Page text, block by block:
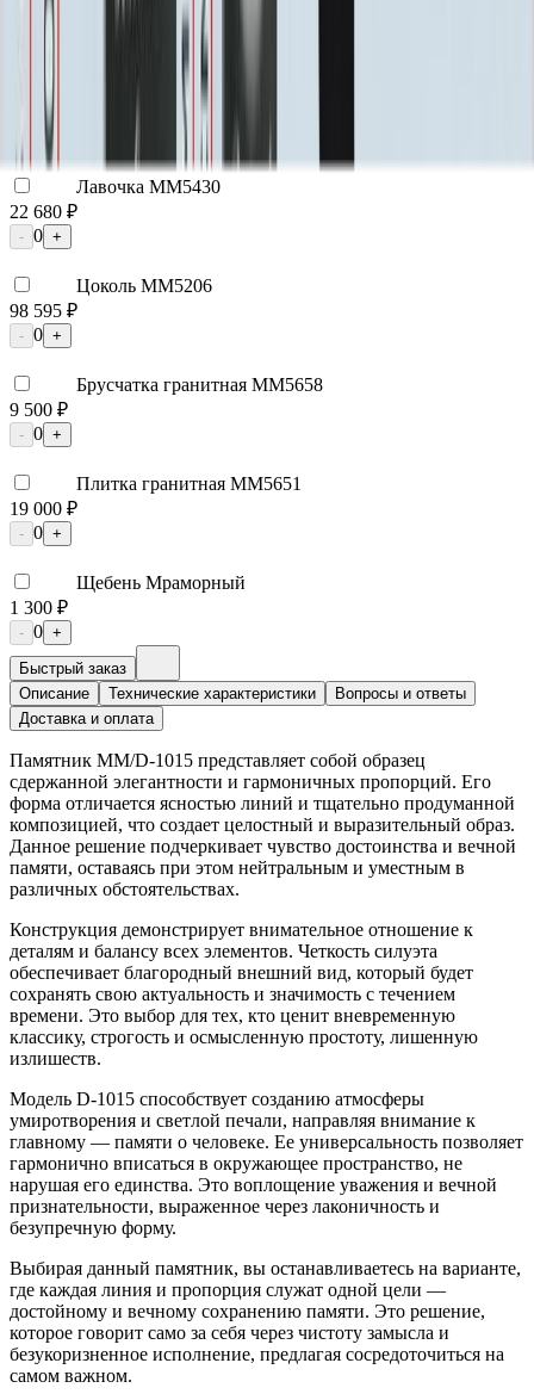
25 200 ₽
Надгробная плита ММ5105
29 925 ₽
+
Лавочка ММ5430
22 680 ₽
- 0 +
Цоколь ММ5206
98 595 ₽
- 0 +
Брусчатка гранитная ММ5658
9 500 ₽
- 0 +
Плитка гранитная ММ5651
19 000 ₽
- 0 +
Щебень Мраморный
1 300 ₽
- 0 +
Быстрый заказ
Описание
Технические характеристики
Вопросы и ответы
Доставка и оплата
Памятник ММ/D-1015 представляет собой образец
сдержанной элегантности и гармоничных пропорций. Его
форма отличается ясностью линий и тщательно продуманной
композицией, что создает целостный и выразительный образ.
Данное решение подчеркивает чувство достоинства и вечной
памяти, оставаясь при этом нейтральным и уместным в
различных обстоятельствах.
Конструкция демонстрирует внимательное отношение к
деталям и балансу всех элементов. Четкость силуэта
обеспечивает благородный внешний вид, который будет
сохранять свою актуальность и значимость с течением
времени. Это выбор для тех, кто ценит вневременную
классику, строгость и осмысленную простоту, лишенную
излишеств.
Модель D-1015 способствует созданию атмосферы
умиротворения и светлой печали, направляя внимание к
главному — памяти о человеке. Ее универсальность позволяет
гармонично вписаться в окружающее пространство, не
нарушая его единства. Это воплощение уважения и вечной
признательности, выраженное через лаконичность и
безупречную форму.
Выбирая данный памятник, вы останавливаетесь на варианте,
где каждая линия и пропорция служат одной цели —
достойному и вечному сохранению памяти. Это решение,
которое говорит само за себя через чистоту замысла и
безукоризненное исполнение, предлагая сосредоточиться на
самом важном.